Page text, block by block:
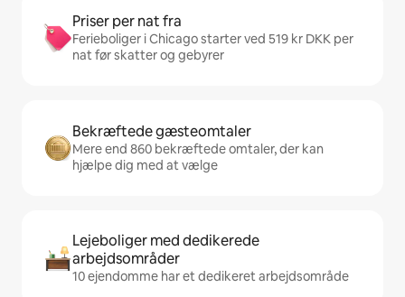
Priser per nat fra
Ferieboliger i Chicago starter ved 519 kr DKK per
nat før skatter og gebyrer
Bekræftede gæsteomtaler
Mere end 860 bekræftede omtaler, der kan
hjælpe dig med at vælge
Lejeboliger med dedikerede
arbejdsområder
10 ejendomme har et dedikeret arbejdsområde